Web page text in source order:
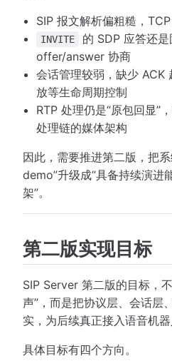
SIP 报文解析偏粗糙，
INVITE
的 SDP 应答还
offer/answer 协商
会话管理较弱，缺少 ACK
放等生命周期控制
RTP 处理仍是“原包回显”
处理链的媒体架构
因此，需要推进第二版，把
demo”升级成“具备持续演进
架”。
第二版实现目标
SIP Server 第二版的目标，
声”，而是把协议层、会话层
实，为后续真正接入语音机器
具体目标有四个方向。